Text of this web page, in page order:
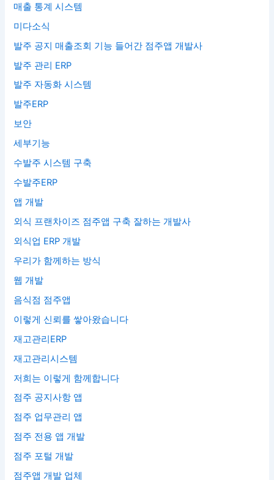
매출 통계 시스템
미다소식
발주 공지 매출조회 기능 들어간 점주앱 개발사
발주 관리 ERP
발주 자동화 시스템
발주ERP
보안
세부기능
수발주 시스템 구축
수발주ERP
앱 개발
외식 프랜차이즈 점주앱 구축 잘하는 개발사
외식업 ERP 개발
우리가 함께하는 방식
웹 개발
음식점 점주앱
이렇게 신뢰를 쌓아왔습니다
재고관리ERP
재고관리시스템
저희는 이렇게 함께합니다
점주 공지사항 앱
점주 업무관리 앱
점주 전용 앱 개발
점주 포털 개발
점주앱 개발 업체